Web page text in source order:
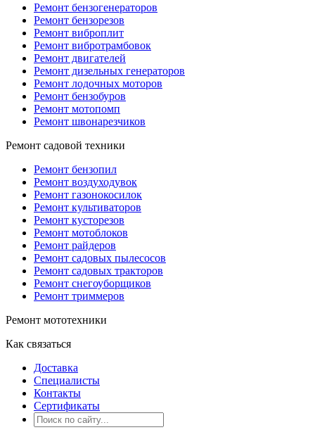
Ремонт бензогенераторов
Ремонт бензорезов
Ремонт виброплит
Ремонт вибротрамбовок
Ремонт двигателей
Ремонт дизельных генераторов
Ремонт лодочных моторов
Ремонт бензобуров
Ремонт мотопомп
Ремонт швонарезчиков
Ремонт садовой техники
Ремонт бензопил
Ремонт воздуходувок
Ремонт газонокосилок
Ремонт культиваторов
Ремонт кусторезов
Ремонт мотоблоков
Ремонт райдеров
Ремонт садовых пылесосов
Ремонт садовых тракторов
Ремонт снегоуборщиков
Ремонт триммеров
Ремонт мототехники
Как связаться
Доставка
Специалисты
Контакты
Сертификаты